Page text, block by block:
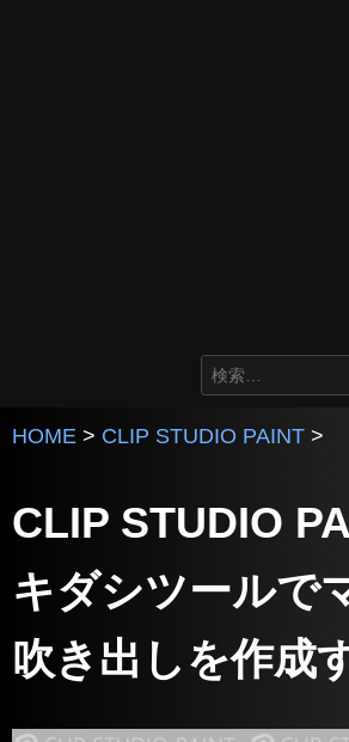
HOME > CLIP STUDIO PAINT >
CLIP STUDIO
キダシツールで
吹き出しを作成